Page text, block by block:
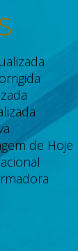
de Hoje